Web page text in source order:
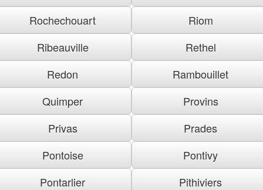
Rochechouart
Riom
Ribeauville
Rethel
Redon
Rambouillet
Quimper
Provins
Privas
Prades
Pontoise
Pontivy
Pontarlier
Pithiviers